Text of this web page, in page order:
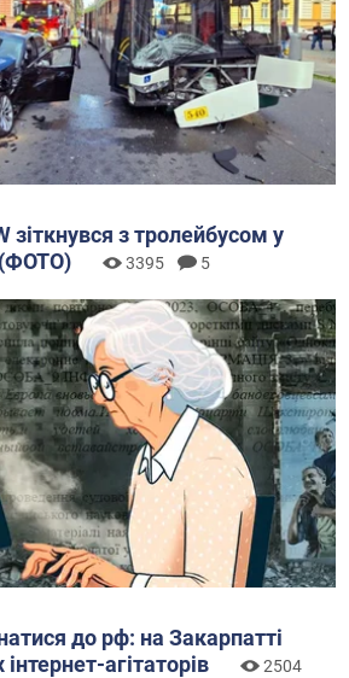
зіткнувся з тролейбусом у
(ФОТО)
3395 5
до рф: на Закарпатті
агітаторів
2504